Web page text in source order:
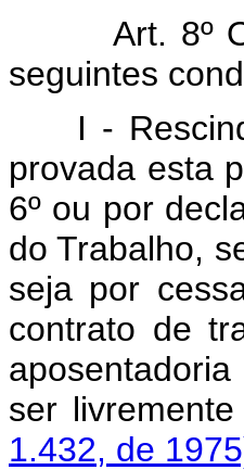
Art. 8º O
seguintes
I -
provada esta
6º ou por
do Trabalho,
seja por
contrato de
ser
1.432, de